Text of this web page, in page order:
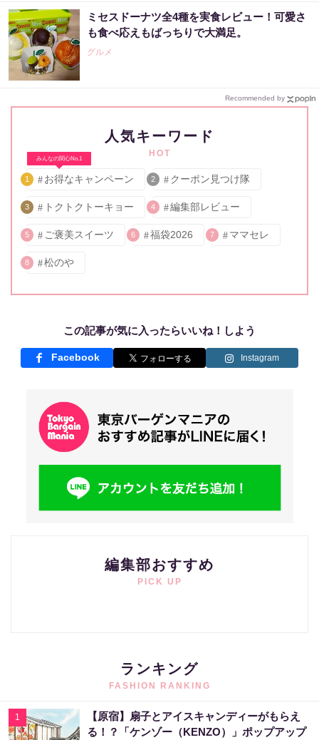
ミセスドーナツ全4種を実食レビュー！可愛さ
も食べ応えもばっちりで大満足。
グルメ
Recommended by
人気キーワード
HOT
みんなの関心No.1
1 お得なキャンペーン 2 クーポン見つけ隊
3 トクトクトーキョー 4 編集部レビュー
5 ご褒美スイーツ 6 福袋2026 7 ママセレ
8 松のや
この記事が気に入ったらいいね！しよう
Facebook Instagram
編集部おすすめ
PICK UP
ランキング
FASHION RANKING
1
【原宿】扇子とアイスキャンディーがもらえ
る！？「ケンゾー（KENZO）」ポップアップ